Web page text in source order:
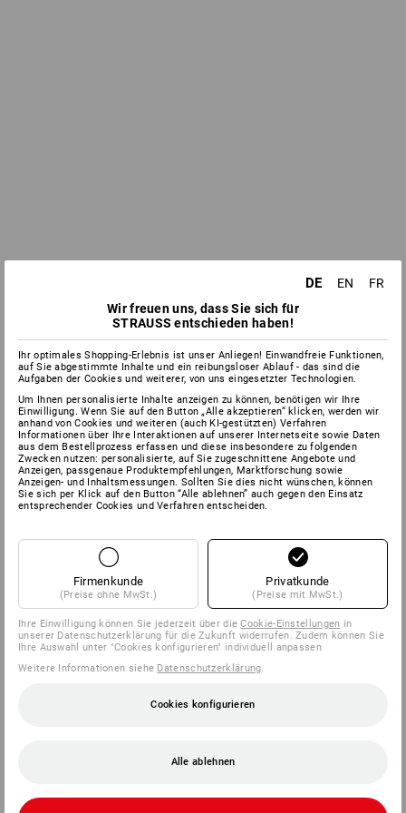
DE EN
FR
Wir freuen uns, dass Sie sich für
STRAUSS entschieden haben!
Ihr optimales Shopping-Erlebnis ist unser Anliegen! Einwandfreie Funktionen,
auf Sie abgestimmte Inhalte und ein reibungsloser Ablauf - das sind die
Aufgaben der Cookies und weiterer, von uns eingesetzter Technologien.
Um Ihnen personalisierte Inhalte anzeigen zu können, benötigen wir Ihre
Einwilligung. Wenn Sie auf den Button „Alle akzeptieren“ klicken, werden wir
anhand von Cookies und weiteren (auch KI-gestützten) Verfahren
Informationen über Ihre Interaktionen auf unserer Internetseite sowie Daten
aus dem Bestellprozess erfassen und diese insbesondere zu folgenden
Zwecken nutzen: personalisierte, auf Sie zugeschnittene Angebote und
Anzeigen, passgenaue Produktempfehlungen, Marktforschung sowie
Anzeigen- und Inhaltsmessungen. Sollten Sie dies nicht wünschen, können
Sie sich per Klick auf den Button “Alle ablehnen” auch gegen den Einsatz
entsprechender Cookies und Verfahren entscheiden.
Firmenkunde
(Preise ohne MwSt.)
Privatkunde
(Preise mit MwSt.)
Ihre Einwilligung können Sie jederzeit über dieCookie-Einstellungen in
unserer Datenschutzerklärung für die Zukunft widerrufen. Zudem können Sie
Ihre Auswahl unter "Cookies konfigurieren" individuell anpassen
Weitere Informationen siehe Datenschutzerklärung.
Cookies konfigurieren
Alle ablehnen